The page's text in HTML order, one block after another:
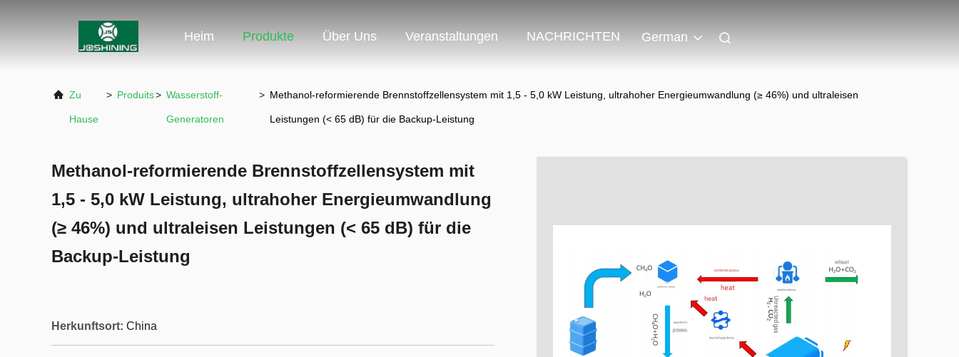
Heim Produkte Über Uns Veranstaltungen NACHRICHTEN German
Zu
Hause
> Produits> Wasserstoff-
Generatoren
> Methanol-reformierende Brennstoffzellensystem mit 1,5 - 5,0 kW Leistung, ultrahoher Energieumwandlung (≥ 46%) und ultraleisen
Leistungen (< 65 dB) für die Backup-Leistung
Methanol-reformierende Brennstoffzellensystem mit
1,5 - 5,0 kW Leistung, ultrahoher Energieumwandlung
(≥ 46%) und ultraleisen Leistungen (< 65 dB) für die
Backup-Leistung
Herkunftsort: China